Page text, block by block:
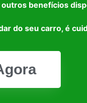
benefícios
do seu carro, é